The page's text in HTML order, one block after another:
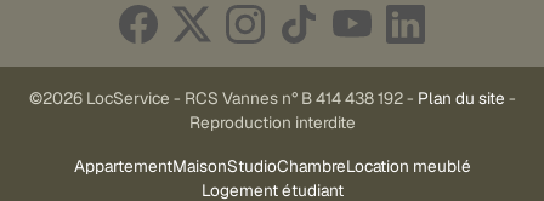
©2026 LocService - RCS Vannes n° B 414 438 192 - Plan du site -
Reproduction interdite
AppartementMaisonStudioChambreLocation meublé
Logement étudiant